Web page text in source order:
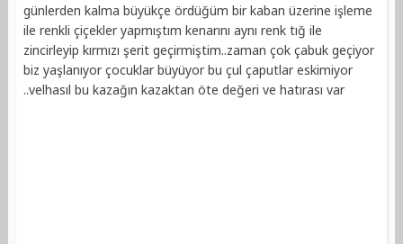
günlerden kalma büyükçe ördüğüm bir kaban üzerine işleme
ile renkli çiçekler yapmıştım kenarını aynı renk tığ ile
zincirleyip kırmızı şerit geçirmiştim..zaman çok çabuk geçiyor
biz yaşlanıyor çocuklar büyüyor bu çul çaputlar eskimiyor
..velhasıl bu kazağın kazaktan öte değeri ve hatırası var